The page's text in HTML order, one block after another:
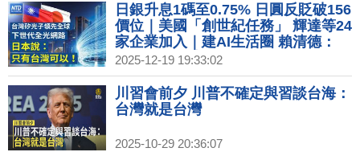
日銀升息1碼至0.75% 日圓反貶破156
價位｜美國「創世紀任務」 輝達等24
家企業加入｜建AI生活圈 賴清德：
2040年為台育50萬AI人才｜高雄新百
貨商場齊發！日商三井百億投資建
LaLaport
2025-12-19 19:33:02
川習會前夕 川普不確定與習談台海：
台灣就是台灣
2025-10-29 20:36:07